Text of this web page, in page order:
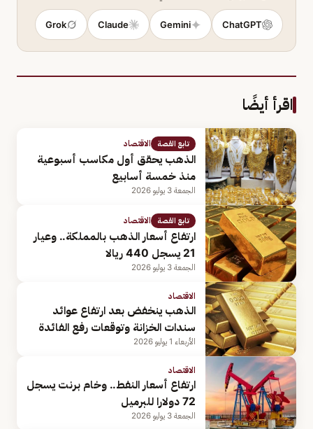
ChatGPT
Gemini
Claude
Grok
اقرأ أيضًا
تابع القصة الاقتصاد
الذهب يحقق أول مكاسب أسبوعية
منذ خمسة أسابيع
الجمعة 3 يوليو 2026
تابع القصة الاقتصاد
ارتفاع أسعار الذهب بالمملكة.. وعيار
21 يسجل 440 ريالا
الجمعة 3 يوليو 2026
الاقتصاد
الذهب ينخفض بعد ارتفاع عوائد
سندات الخزانة وتوقعات رفع الفائدة
الأربعاء 1 يوليو 2026
الاقتصاد
ارتفاع أسعار النفط.. وخام برنت يسجل
72 دولارا للبرميل
الجمعة 3 يوليو 2026